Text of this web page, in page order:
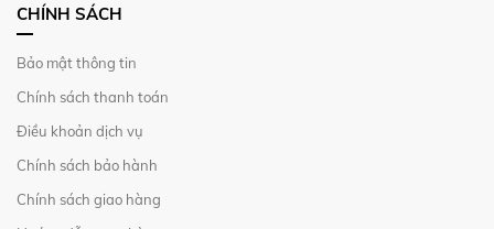
CHÍNH SÁCH
Bảo mật thông tin
Chính sách thanh toán
Điều khoản dịch vụ
Chính sách bảo hành
Chính sách giao hàng